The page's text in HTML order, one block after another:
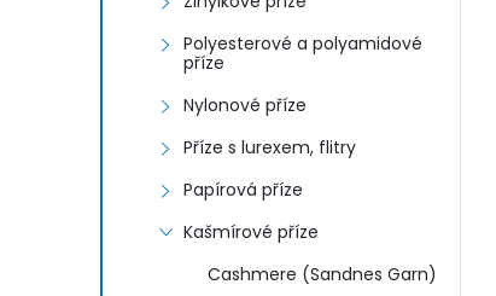
Polyesterové a polyamidové
příze
Nylonové příze
Příze s lurexem, flitry
Papírová příze
Kašmírové příze
Cashmere (Sandnes Garn)